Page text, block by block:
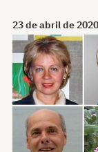
23 de abril de 2020